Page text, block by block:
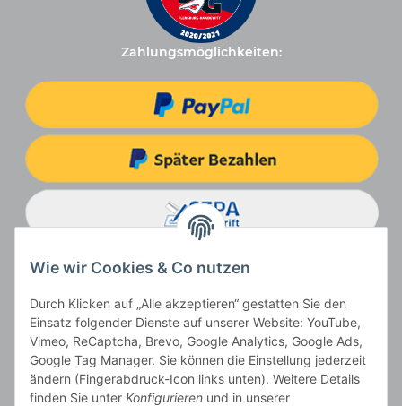
Zahlungsmöglichkeiten:
Vertrag widerrufen
Wie wir Cookies & Co nutzen
Durch Klicken auf „Alle akzeptieren“ gestatten Sie den
Einsatz folgender Dienste auf unserer Website: YouTube,
Vimeo, ReCaptcha, Brevo, Google Analytics, Google Ads,
Google Tag Manager. Sie können die Einstellung jederzeit
ändern (Fingerabdruck-Icon links unten). Weitere Details
finden Sie unter Konfigurieren und in unserer